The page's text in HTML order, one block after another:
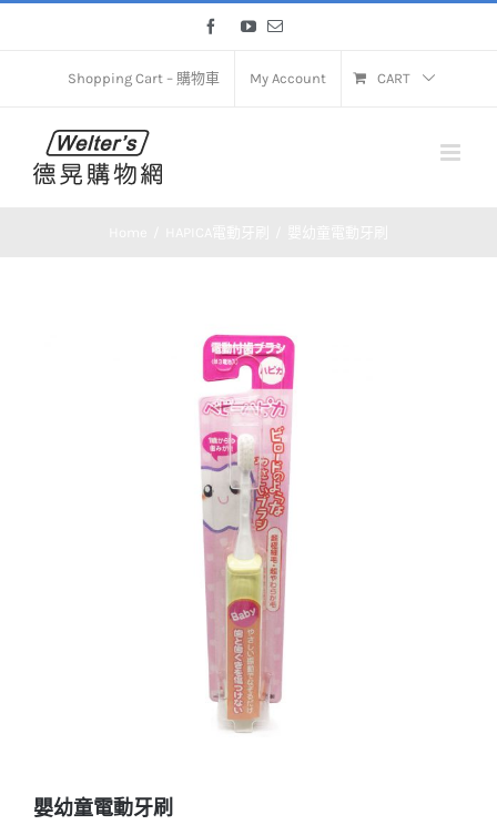
FacebookYouTube
Email
Shopping Cart – 購物車 My Account CART
嬰幼童電動牙刷